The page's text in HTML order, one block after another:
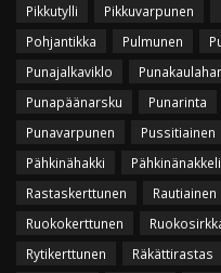
Pikkutylli
Pikkuvarpunen
Pohjantikka
Pulmunen
Punajalkaviklo
Punapäänarsku
Punarinta
Punavarpunen
Pussitiainen
Pähkinähakki
Pähkinänakkeli
Rastaskerttunen
Rautiainen
Ruokokerttunen
Rytikerttunen
Räkättirastas